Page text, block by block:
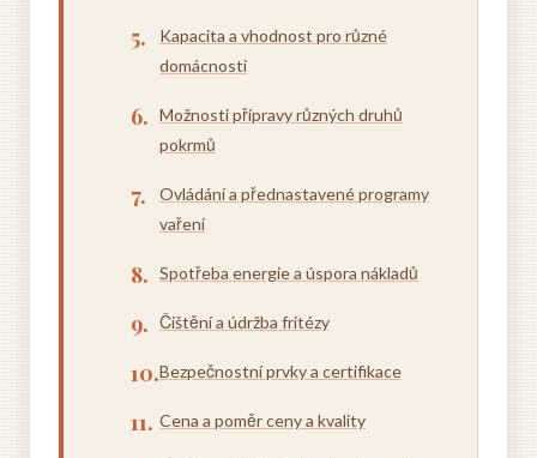
Kapacita a vhodnost pro různé
domácnosti
Možnosti přípravy různých druhů
pokrmů
Ovládání a přednastavené programy
vaření
Spotřeba energie a úspora nákladů
Čištění a údržba fritézy
Bezpečnostní prvky a certifikace
Cena a poměr ceny a kvality